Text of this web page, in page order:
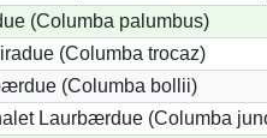
(Columba palumbus)
(Columba trocaz)
(Columba bollii)
Laurbærdue (Columba